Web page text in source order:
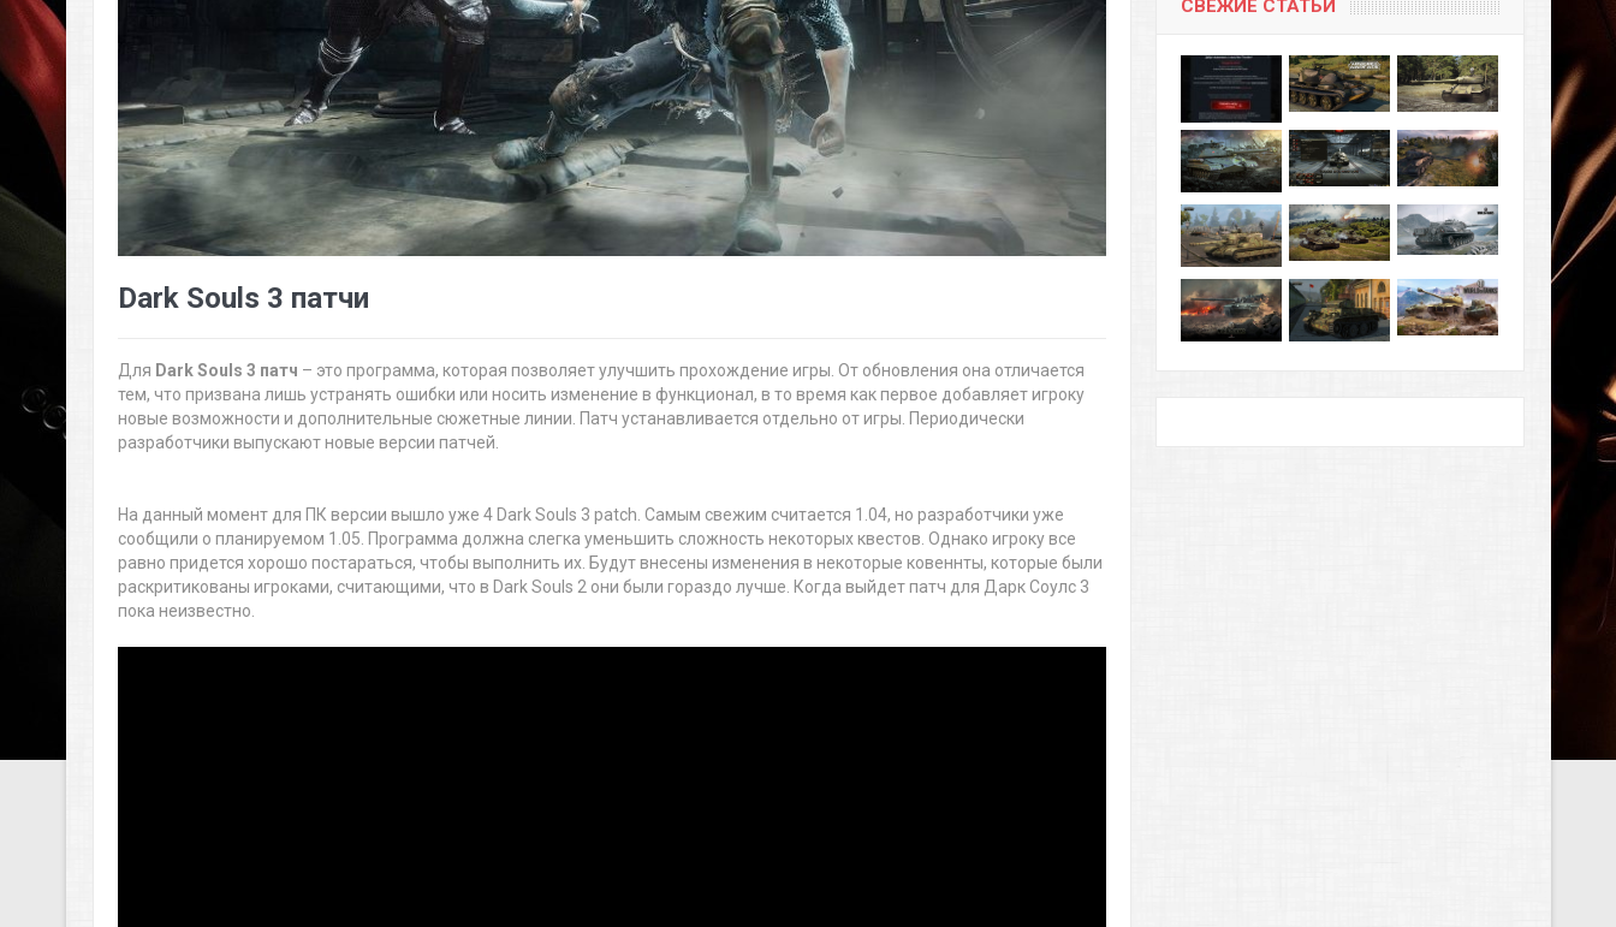
Dark Souls 3 патчи
Для Dark Souls 3 патч – это программа, которая позволяет улучшить прохождение игры. От обновления она отличается
тем, что призвана лишь устранять ошибки или носить изменение в функционал, в то время как первое добавляет игроку
новые возможности и дополнительные сюжетные линии. Патч устанавливается отдельно от игры. Периодически
разработчики выпускают новые версии патчей.
На данный момент для ПК версии вышло уже 4 Dark Souls 3 patch. Самым свежим считается 1.04, но разработчики уже
сообщили о планируемом 1.05. Программа должна слегка уменьшить сложность некоторых квестов. Однако игроку все
равно придется хорошо постараться, чтобы выполнить их. Будут внесены изменения в некоторые ковеннты, которые были
раскритикованы игроками, считающими, что в Dark Souls 2 они были гораздо лучше. Когда выйдет патч для Дарк Соулс 3
пока неизвестно.
СВЕЖИЕ СТАТЬИ